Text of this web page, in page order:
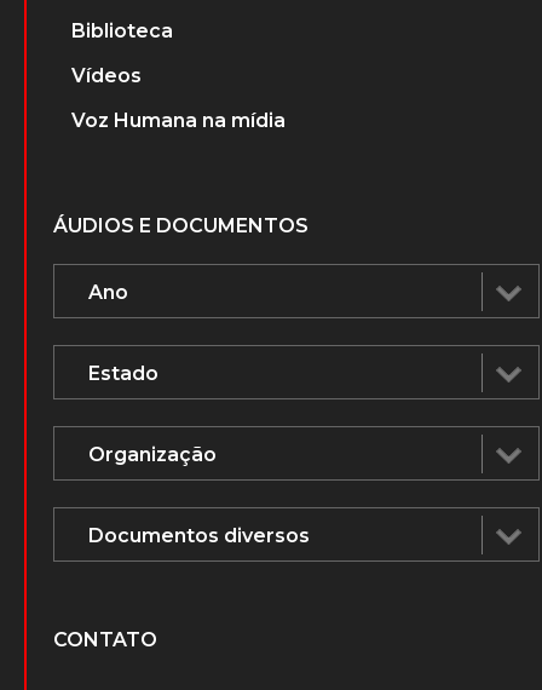
Biblioteca
Vídeos
Voz Humana na mídia
ÁUDIOS E DOCUMENTOS
CONTATO